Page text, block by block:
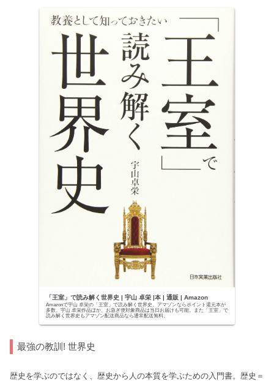
「王室」で読み解く世界史 | 宇山 卓栄 |本 | 通販 | Amazon
Amazonで宇山 卓栄の「王室」で読み解く世界史。アマゾンならポイント還元本が
多数。宇山 卓栄作品ほか、お急ぎ便対象商品は当日お届けも可能。また「王室」で
読み解く世界史もアマゾン配送商品なら通常配送無料。
最強の教訓! 世界史
歴史を学ぶのではなく、歴史から人の本質を学ぶための入門書。歴史＝